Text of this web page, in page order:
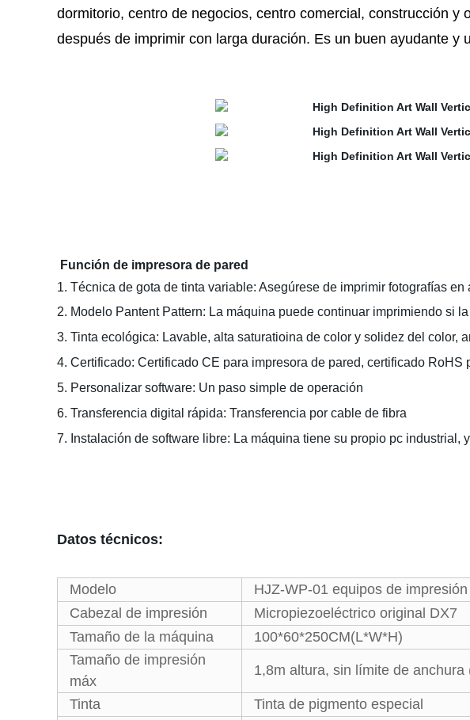
dormitorio, centro de negocios, centro comercial, construcción
después de imprimir con larga duración. Es un buen ayudante y
Función de impresora de pared
1. Técnica de gota de tinta variable: Asegúrese de imprimir fotografías
2. Modelo Pantent Pattern: La máquina puede continuar imprimiendo si
3. Tinta ecológica: Lavable, alta saturatioina de color y solidez del color,
4. Certificado: Certificado CE para impresora de pared, certificado RoHS
5. Personalizar software: Un paso simple de operación
6. Transferencia digital rápida: Transferencia por cable de fibra
7. Instalación de software libre: La máquina tiene su propio pc industrial,
Datos técnicos:
Modelo
HJZ-WP-01 equipos de
Cabezal de impresión
Micropiezoeléctrico original DX7
Tamaño de la máquina
100*60*250CM(L*W*H)
Tamaño de impresión
máx
1,8m altura, sin límite de
Tinta Tinta de pigmento especial